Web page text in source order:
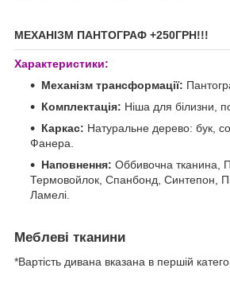
МЕХАНІЗМ ПАНТОГРАФ +250ГРН!!!
Характеристики:
Механізм трансформації:
Комплектація: Ніша для білизни,
Каркас: Натуральне дерево: бук,
Фанера.
Наповнення: Оббивочна тканина,
Термовойлок, Спанбонд, Синтепон,
Ламелі.
Меблеві тканини
*Вартість дивана вказана в першій